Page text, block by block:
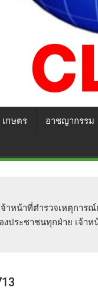
เกษตร อาชญากรรม
าหน้าที่ตำรวจเหตุก
ระชาชนทุกฝ่าย เจ้า